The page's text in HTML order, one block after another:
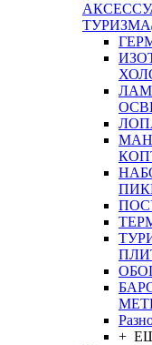
ТУРИЗМА
+